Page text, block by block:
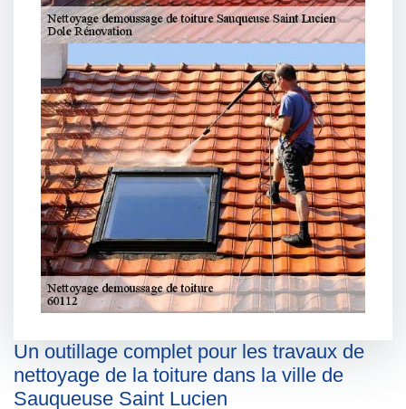
Un outillage complet pour les travaux de
nettoyage de la toiture dans la ville de
Sauqueuse Saint Lucien